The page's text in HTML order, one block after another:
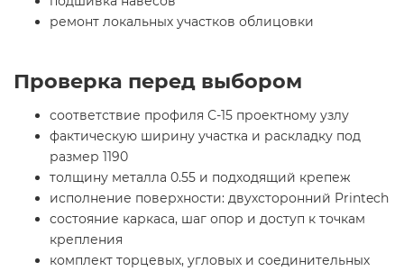
ремонт локальных участков облицовки
Проверка перед выбором
соответствие профиля С-15 проектному узлу
фактическую ширину участка и раскладку под
размер 1190
толщину металла 0.55 и подходящий крепеж
исполнение поверхности: двухсторонний Printech
состояние каркаса, шаг опор и доступ к точкам
крепления
комплект торцевых, угловых и соединительных